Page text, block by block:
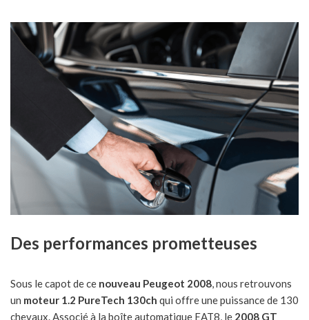
Des performances prometteuses
Sous le capot de ce nouveau Peugeot 2008, nous retrouvons
un moteur 1.2 PureTech 130ch qui offre une puissance de 130
chevaux. Associé à la boîte automatique EAT8, le 2008 GT